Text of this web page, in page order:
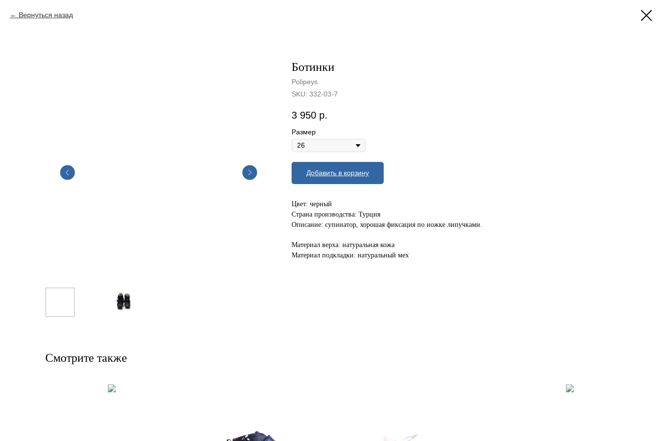
Вернуться назад
Ботинки
Polipeys
SKU: 332-03-7
3 950 р.
Размер
Добавить в корзину
Цвет: черный
Страна производства: Турция
Описание: супинатор, хорошая фиксация по ножке липучками.
Материал верха: натуральная кожа
Материал подкладки: натуральный мех
Смотрите также